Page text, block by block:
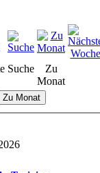
Suche
Zu
Monat
Zu Monat